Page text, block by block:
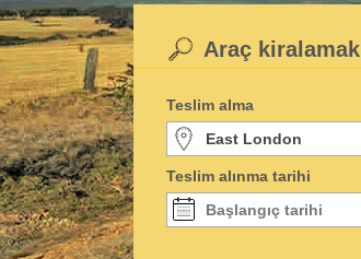
Araç kiralamak
Teslim alma
Teslim alınma tarihi